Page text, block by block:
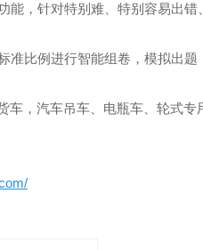
能，针对特别难、特别容易出
准比例进行智能组卷，模拟出
车，汽车吊车、电瓶车、轮式专